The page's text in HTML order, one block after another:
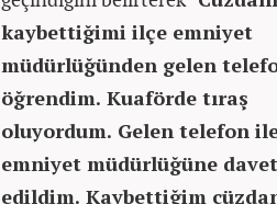
kaybettiğimi ilçe emniyet
müdürlüğünden gelen
öğrendim. Kuaförde tıraş
oluyordum. Gelen telefon
emniyet müdürlüğüne davet
edildim. Kaybettiğim